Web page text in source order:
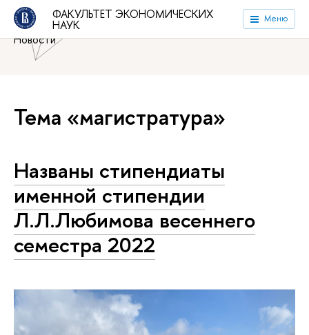
ФАКУЛЬТЕТ ЭКОНОМИЧЕСКИХ
НАУК Меню
Национальный исследовательский университет «Высшая
школа экономики»
Факультет экономических наук
Новости
Тема «магистратура»
Названы стипендиаты
именной стипендии
Л.Л.Любимова весеннего
семестра 2022